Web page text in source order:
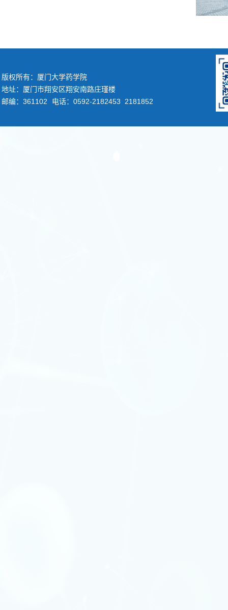
版权所有：厦门大学药学院
地址：厦门市翔安区翔安南路庄瑾楼
邮编：361102
电话：0592-2182453 2181852